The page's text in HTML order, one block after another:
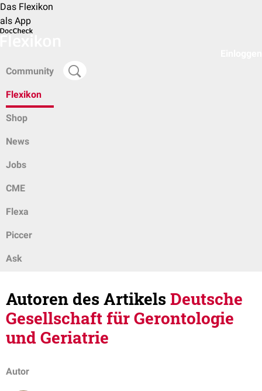
Das Flexikon
als App
Community
Flexikon
Shop
News
Jobs
CME
Flexa
Piccer
Ask
Autoren des ArtikelsDeutsche
Gesellschaft für Gerontologie
und Geriatrie
Autor